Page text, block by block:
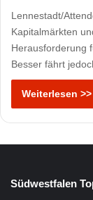
Lennestadt/
Kapitalmärkten
Herausforderung
Besser fährt
Weiterlesen >>
Südwestfalen